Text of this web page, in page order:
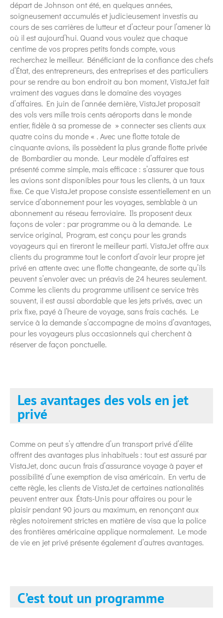
départ de Johnson ont été, en quelques années,
soigneusement accumulés et judicieusement investis au
cours de ses carrières de lutteur et d’acteur pour l’amener là
où il est aujourd’hui. Quand vous voulez que chaque
centime de vos propres petits fonds compte, vous
recherchez le meilleur. Bénéficiant de la confiance des chefs
d’État, des entrepreneurs, des entreprises et des particuliers
pour se rendre au bon endroit au bon moment, VistaJet fait
vraiment des vagues dans le domaine des voyages
d’affaires. En juin de l’année dernière, VistaJet proposait
des vols vers mille trois cents aéroports dans le monde
entier, fidèle à sa promesse de » connecter ses clients aux
quatre coins du monde « . Avec une flotte totale de
cinquante avions, ils possèdent la plus grande flotte privée
de Bombardier au monde. Leur modèle d’affaires est
présenté comme simple, mais efficace : s’assurer que tous
les avions sont disponibles pour tous les clients, à un taux
fixe. Ce que VistaJet propose consiste essentiellement en un
service d’abonnement pour les voyages, semblable à un
abonnement au réseau ferroviaire. Ils proposent deux
façons de voler : par programme ou à la demande. Le
service original, Program, est conçu pour les grands
voyageurs qui en tireront le meilleur parti. VistaJet offre aux
clients du programme tout le confort d’avoir leur propre jet
privé en attente avec une flotte changeante, de sorte qu’ils
peuvent s’envoler avec un préavis de 24 heures seulement.
Comme les clients du programme utilisent ce service très
souvent, il est aussi abordable que les jets privés, avec un
prix fixe, payé à l’heure de voyage, sans frais cachés. Le
service à la demande s’accompagne de moins d’avantages,
pour les voyageurs plus occasionnels qui cherchent à
réserver de façon ponctuelle.
Les avantages des vols en jet
privé
Comme on peut s’y attendre d’un transport privé d’élite
offrent des avantages plus inhabituels : tout est assuré par
VistaJet, donc aucun frais d’assurance voyage à payer et
possibilité d’une exemption de visa américain. En vertu de
cette règle, les clients de VistaJet de certaines nationalités
peuvent entrer aux États-Unis pour affaires ou pour le
plaisir pendant 90 jours au maximum, en renonçant aux
règles notoirement strictes en matière de visa que la police
des frontières américaine applique normalement. Le mode
de vie en jet privé présente également d’autres avantages.
C’est tout un programme